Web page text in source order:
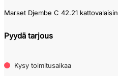
Marset Djembe C 42.21 kattovalaisin
Pyydä tarjous
Kysy toimitusaikaa